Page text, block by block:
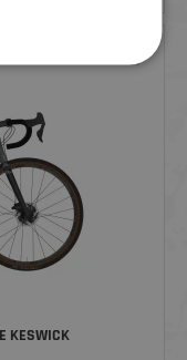
KESWICK